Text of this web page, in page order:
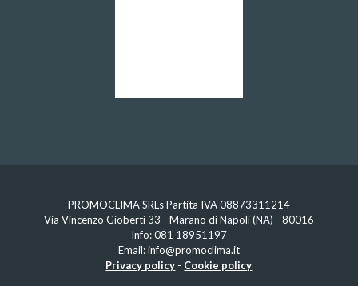
PROMOCLIMA SRLs Partita IVA 08873311214
Via Vincenzo Gioberti 33 - Marano di Napoli (NA) - 80016
Info:081 18951197
Email:info@promoclima.it
Privacy policy - Cookie policy